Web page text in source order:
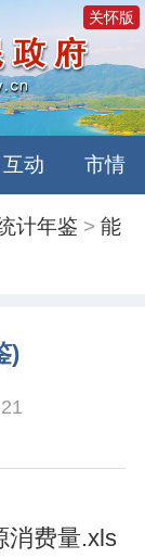
关怀版
互动 市情
计年鉴 >能
)
消费量.xls